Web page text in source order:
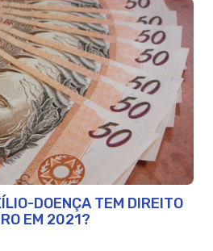
DOENÇA TEM DIREITO
EM 2021?